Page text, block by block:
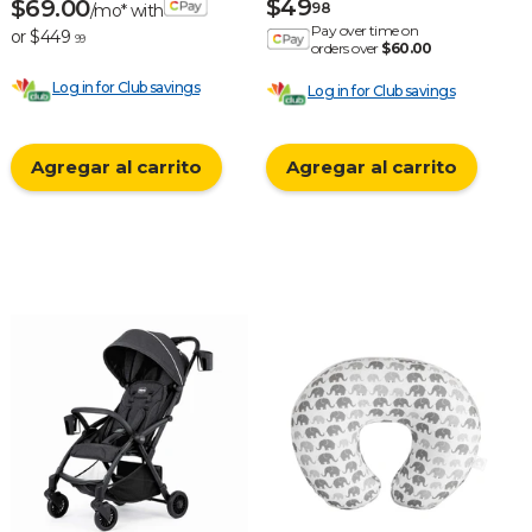
$69.00/mo* with
or $449 99
Log in for Club savings
Agregar al carrito
$4998
Pay over time on
orders over $60.00
Log in for Club savings
Agregar al carrito